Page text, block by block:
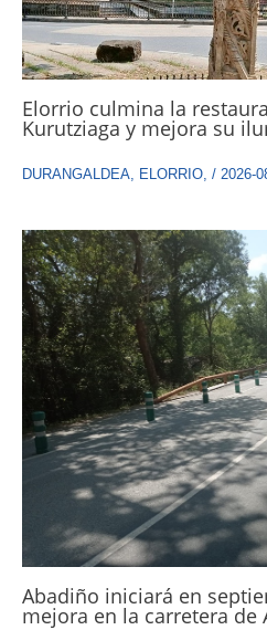
Elorrio culmina la
Kurutziaga y mejora su
DURANGALDEA ELORRIO / 2026-
Abadiño iniciará en
mejora en la carretera de